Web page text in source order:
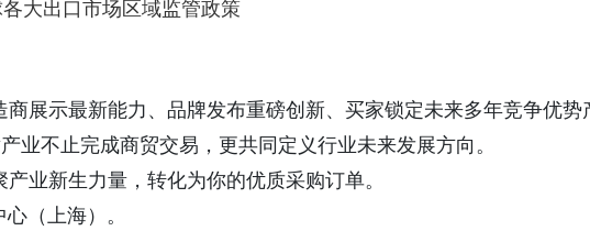
大出口市场区域监管政策
展示最新能力、品牌发布重磅创新、买家锁定未来多年竞争优势
业不止完成商贸交易，更共同定义行业未来发展方向。
业新生力量，转化为你的优质采购订单。
（上海）。